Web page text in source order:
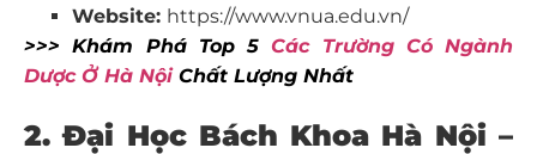
Website: https://www.vnua.edu.vn/
>>> Khám Phá Top 5Các Trường Có Ngành
Dược Ở Hà NộiChất Lượng Nhất
2. Đại Học Bách Khoa Hà Nội –